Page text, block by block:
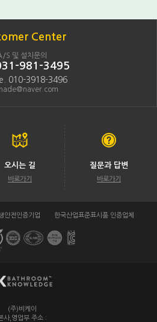
Center
S 및 설치문의
981-3495
010-3918-3496
오시는 길
바로가기
질문과 답변
바로가기
안전인증기업 한국산업표준표시품 인증업체
(주)비케이
/
사,영업부 주소 :